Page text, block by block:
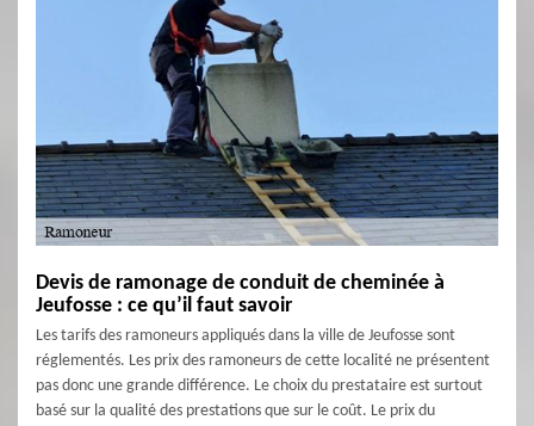
Devis de ramonage de conduit de cheminée à
Jeufosse : ce qu’il faut savoir
Les tarifs des ramoneurs appliqués dans la ville de Jeufosse sont
réglementés. Les prix des ramoneurs de cette localité ne présentent
pas donc une grande différence. Le choix du prestataire est surtout
basé sur la qualité des prestations que sur le coût. Le prix du